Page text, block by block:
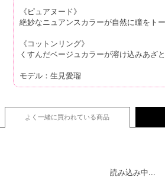
《ピュアヌード》
絶妙なニュアンスカラーが自然に瞳をト
《コットンリング》
くすんだベージュカラーが溶け込みあざ
モデル：生見愛瑠
よく一緒に買われている商品
読み込み中...